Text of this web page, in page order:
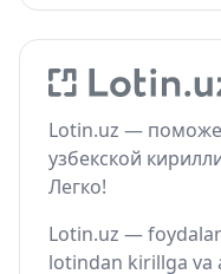
Lotin.uz —
узбекской
Легко!
Lotin.uz —
lotindan kirillga va